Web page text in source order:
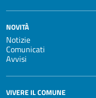
NOVITÀ
Notizie
Comunicati
Avvisi
VIVERE IL COMUNE